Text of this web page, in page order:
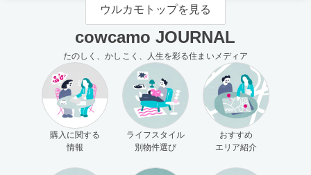
ウルカモトップを見る
cowcamo JOURNAL
たのしく、かしこく、人生を彩る住まいメディア
購入に関する
情報
ライフスタイル
別物件選び
おすすめ
エリア紹介